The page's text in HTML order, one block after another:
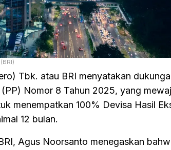
Tbk. atau BRI menyatakan
Nomor 8 Tahun 2025, yang
menempatkan 100% Devisa Hasil
12 bulan.
Agus Noorsanto menegaskan